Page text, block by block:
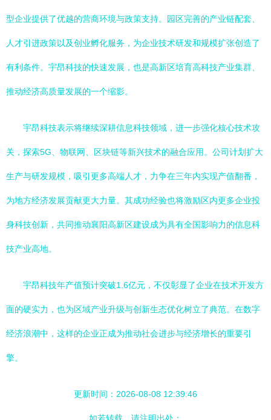
型企业提供了优越的营商环境与政策支持。园区完善的产业链配套、
人才引进政策以及创业孵化服务，为企业技术研发和规模扩张创造了
有利条件。宇昂科技的快速发展，也是高新区培育高科技产业集群、
推动经济高质量发展的一个缩影。
宇昂科技表示将继续深耕信息科技领域，进一步强化核心技术攻
关，探索5G、物联网、区块链等新兴技术的融合应用。公司计划扩大
生产与研发规模，吸引更多高端人才，力争在三年内实现产值翻番，
为地方经济发展贡献更大力量。其成功经验也将激励区内更多企业投
身科技创新，共同推动襄阳高新区建设成为具有全国影响力的信息科
技产业高地。
宇昂科技年产值预计突破1.6亿元，不仅彰显了企业在技术开发方
面的硬实力，也为区域产业升级与创新生态优化树立了典范。在数字
经济浪潮中，这样的企业正成为推动社会进步与经济增长的重要引
擎。
更新时间：2026-08-08 12:39:46